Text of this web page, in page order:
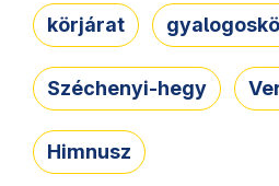
körjárat
Széchenyi-hegy
Himnusz